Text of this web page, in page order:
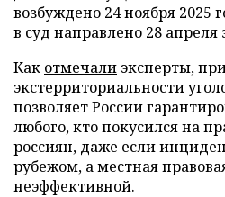
возбуждено 24 ноября 2025
в суд направлено 28 апреля
Как отмечали эксперты,
экстерриториальности
позволяет России
любого, кто покусился на
россиян, даже если
рубежом, а местная
неэффективной.